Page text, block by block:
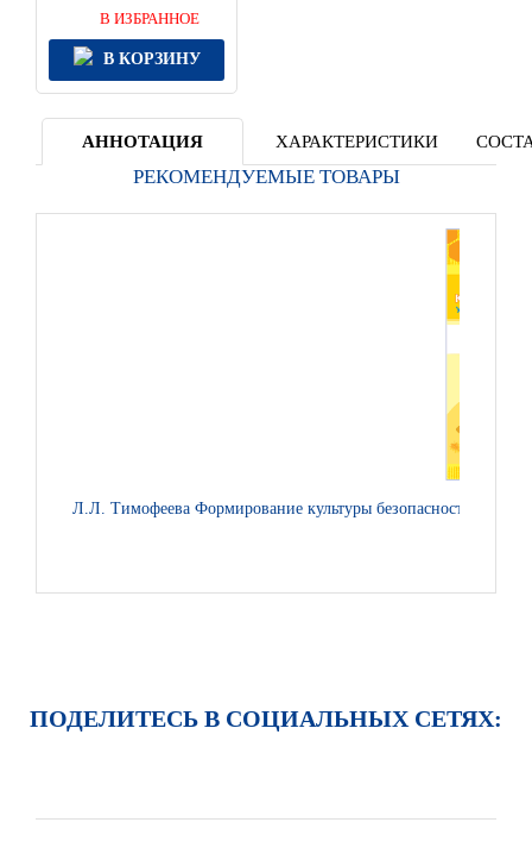
В ИЗБРАННОЕ
В КОРЗИНУ
АННОТАЦИЯ ХАРАКТЕРИСТИКИ
РЕКОМЕНДУЕМЫЕ ТОВАРЫ
Л.Л. Тимофеева Формирование культуры безопасности у
ПОДЕЛИТЕСЬ В СОЦИАЛЬНЫХ СЕТЯХ: